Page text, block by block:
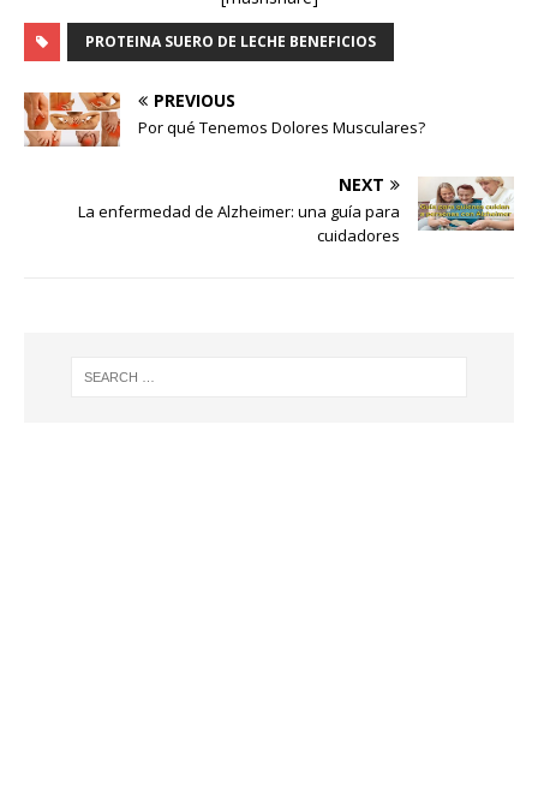
PROTEINA SUERO DE LECHE BENEFICIOS
PREVIOUS
Por qué Tenemos Dolores Musculares?
NEXT
La enfermedad de Alzheimer: una guía para
cuidadores